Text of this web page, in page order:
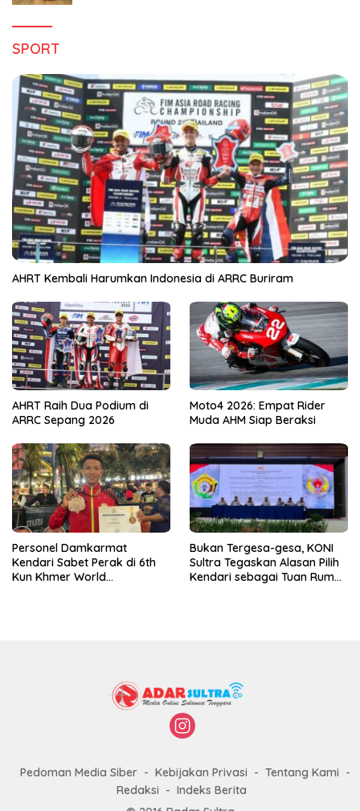
SPORT
AHRT Kembali Harumkan Indonesia di ARRC Buriram
AHRT Raih Dua Podium di
ARRC Sepang 2026
Moto4 2026: Empat Rider
Muda AHM Siap Beraksi
Personel Damkarmat
Kendari Sabet Perak di 6th
Kun Khmer World
Bukan Tergesa-gesa, KONI
Sultra Tegaskan Alasan Pilih
Kendari sebagai Tuan Rumah
Pedoman Media Siber Kebijakan Privasi
Tentang Kami
Redaksi
Indeks Berita